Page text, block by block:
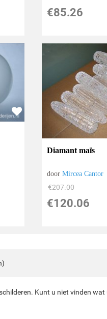
€85.26
Diamant maïs
doorMircea Cantor
€207.00
€120.06
Kunt u niet vinden wat